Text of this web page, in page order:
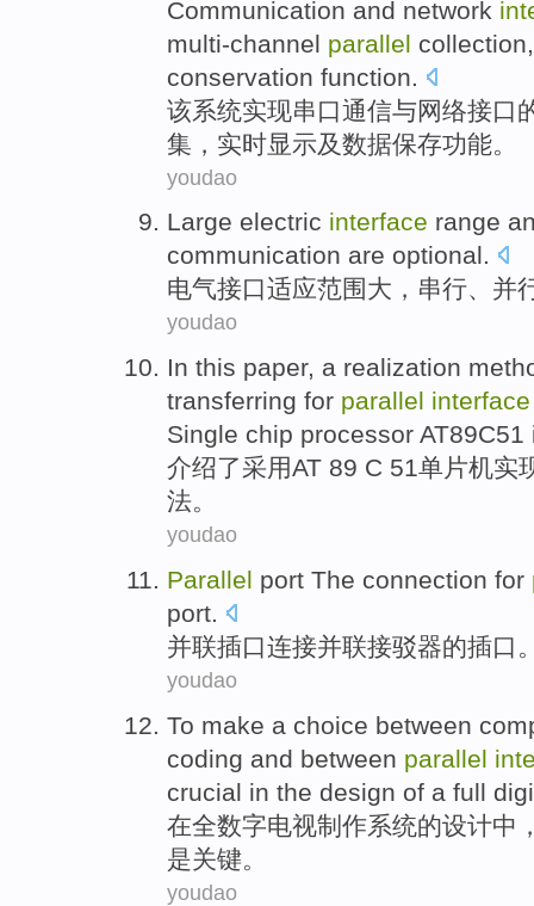
Communication and network
multi-channel parallel collection
conservation function
该系统实现串口通信与网络接口
集 ， 实时显示及数据保存功能。
youdao
Large electric interface range
communication are optional.
电气接口适应范围大 ， 串行、 并
youdao
In this paper, a realization
transferring for parallel interface
Single chip processor AT89C51
介绍了采用AT 89 C 51单片机实
法。
youdao
Parallel port The connection for
port.
并联插口连接并联接驳器的插口
youdao
To make a choice between
coding and between parallel
crucial in the design of a full
在全数字电视制作系统的设计中
是关键。
youdao